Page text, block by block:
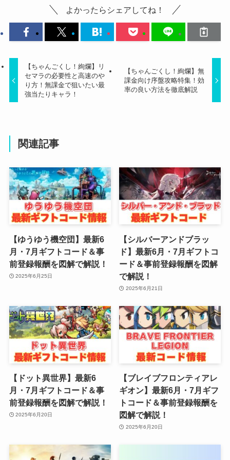
よかったらシェアしてね！
【ちゃんごくし！絢爛】リ
セマラの必要性と高速のや
り方！無課金で狙いたい最
強当たりキャラ！
【ちゃんごくし！絢爛】無
課金向け序盤攻略特集！効
率の良い方法を徹底解説
関連記事
【ゆうゆう機空団】最新6
月・7月ギフトコード＆事
前登録報酬を図解で解説！
2025年6月25日
【シルバーアンドブラッ
ド】最新6月・7月ギフトコ
ード＆事前登録報酬を図解
で解説！
2025年6月21日
【ドット異世界】最新6
月・7月ギフトコード＆事
前登録報酬を図解で解説！
2025年6月20日
【ブレイブフロンティアレ
ギオン】最新6月・7月ギフ
トコード＆事前登録報酬を
図解で解説！
2025年6月20日